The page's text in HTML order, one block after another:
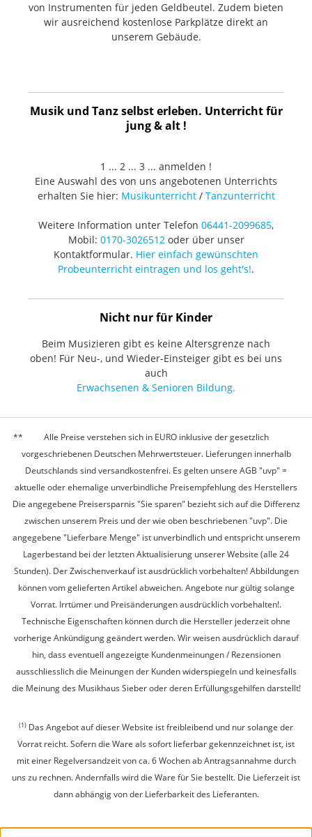
von Instrumenten für jeden Geldbeutel. Zudem bieten
wir ausreichend kostenlose Parkplätze direkt an
unserem Gebäude.
Musik und Tanz selbst erleben. Unterricht für
jung & alt !
1 ... 2 ... 3 ... anmelden !
Eine Auswahl des von uns angebotenen Unterrichts
erhalten Sie hier: Musikunterricht/ Tanzunterricht
Weitere Information unter Telefon 06441-2099685,
Mobil: 0170-3026512oder über unser
Kontaktformular. Hier einfach gewünschten
Probeunterricht eintragen und los geht's!.
Nicht nur für Kinder
Beim Musizieren gibt es keine Altersgrenze nach
oben! Für Neu-, und Wieder-Einsteiger gibt es bei uns
auch
Erwachsenen & Senioren Bildung.
Alle Preise verstehen sich in EURO inklusive der gesetzlich
vorgeschriebenen Deutschen Mehrwertsteuer. Lieferungen innerhalb
Deutschlands sind versandkostenfrei. Es gelten unsere AGB "uvp" =
aktuelle oder ehemalige unverbindliche Preisempfehlung des Herstellers
Die angegebene Preisersparnis "Sie sparen" bezieht sich auf die Differenz
zwischen unserem Preis und der wie oben beschriebenen "uvp". Die
angegebene "Lieferbare Menge" ist unverbindlich und entspricht unserem
Lagerbestand bei der letzten Aktualisierung unserer Website (alle 24
Stunden). Der Zwischenverkauf ist ausdrücklich vorbehalten! Abbildungen
können vom gelieferten Artikel abweichen. Angebote nur gültig solange
Vorrat. Irrtümer und Preisänderungen ausdrücklich vorbehalten!.
Technische Eigenschaften können durch die Hersteller jederzeit ohne
vorherige Ankündigung geändert werden. Wir weisen ausdrücklich darauf
hin, dass eventuell angezeigte Kundenmeinungen / Rezensionen
ausschliesslich die Meinungen der Kunden widerspiegeln und keinesfalls
die Meinung des Musikhaus Sieber oder deren Erfüllungsgehilfen darstellt!
(1) Das Angebot auf dieser Website ist freibleibend und nur solange der
Vorrat reicht. Sofern die Ware als sofort lieferbar gekennzeichnet ist, ist
mit einer Regelversandzeit von ca. 6 Wochen ab Antragsannahme durch
uns zu rechnen. Andernfalls wird die Ware für Sie bestellt. Die Lieferzeit ist
dann abhängig von der Lieferbarkeit des Lieferanten.